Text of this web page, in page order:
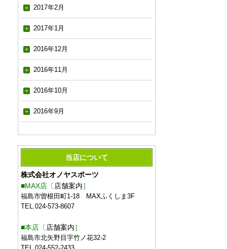
2017年2月
2017年1月
2016年12月
2016年11月
2016年10月
2016年9月
当店について
株式会社オノヤスポーツ
■MAX店〔 店舗案内］
福島市曽根田町1-18 MAXふくしま3F
TEL.024-573-8607
■本店〔 店舗案内］
福島市北矢野目字竹ノ花32-2